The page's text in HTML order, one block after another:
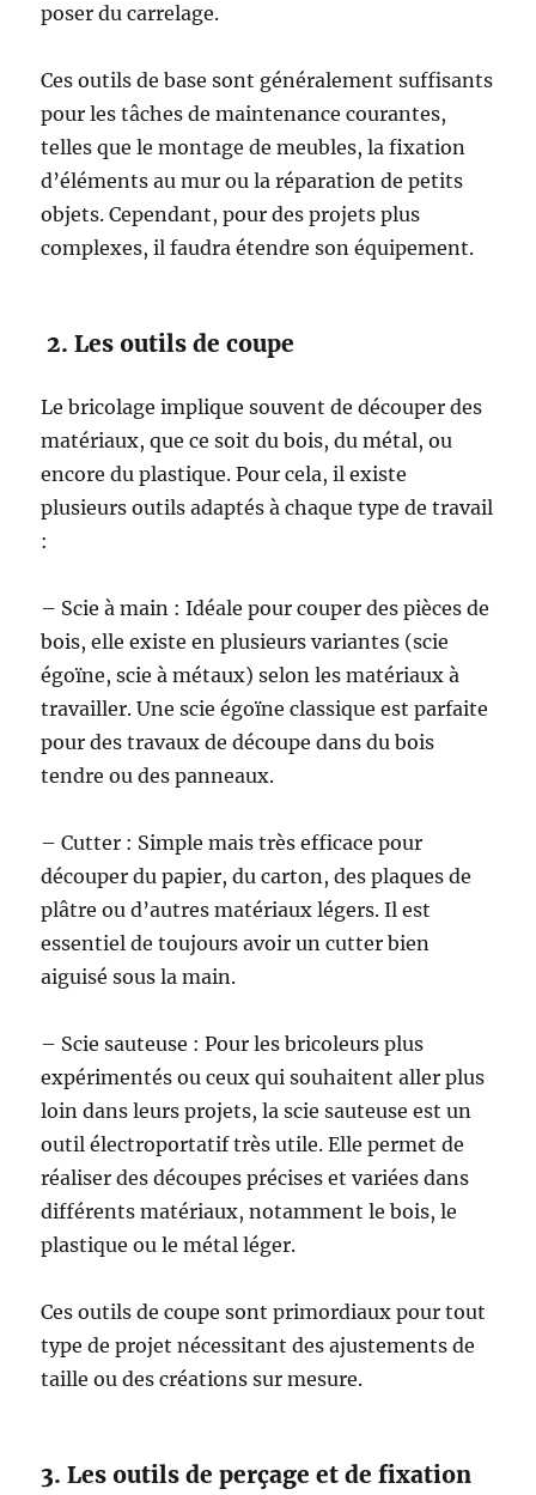
poser du carrelage.
Ces outils de base sont généralement suffisants
pour les tâches de maintenance courantes,
telles que le montage de meubles, la fixation
d’éléments au mur ou la réparation de petits
objets. Cependant, pour des projets plus
complexes, il faudra étendre son équipement.
2. Les outils de coupe
Le bricolage implique souvent de découper des
matériaux, que ce soit du bois, du métal, ou
encore du plastique. Pour cela, il existe
plusieurs outils adaptés à chaque type de travail
:
– Scie à main : Idéale pour couper des pièces de
bois, elle existe en plusieurs variantes (scie
égoïne, scie à métaux) selon les matériaux à
travailler. Une scie égoïne classique est parfaite
pour des travaux de découpe dans du bois
tendre ou des panneaux.
– Cutter : Simple mais très efficace pour
découper du papier, du carton, des plaques de
plâtre ou d’autres matériaux légers. Il est
essentiel de toujours avoir un cutter bien
aiguisé sous la main.
– Scie sauteuse : Pour les bricoleurs plus
expérimentés ou ceux qui souhaitent aller plus
loin dans leurs projets, la scie sauteuse est un
outil électroportatif très utile. Elle permet de
réaliser des découpes précises et variées dans
différents matériaux, notamment le bois, le
plastique ou le métal léger.
Ces outils de coupe sont primordiaux pour tout
type de projet nécessitant des ajustements de
taille ou des créations sur mesure.
3. Les outils de perçage et de fixation